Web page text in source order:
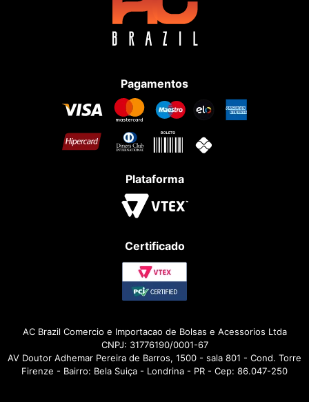
Pagamentos
Plataforma
Certificado
AC Brazil Comercio e Importacao de Bolsas e Acessorios Ltda
CNPJ: 31776190/0001-67
AV Doutor Adhemar Pereira de Barros, 1500 - sala 801 - Cond. Torre
Firenze - Bairro: Bela Suiça - Londrina - PR - Cep: 86.047-250